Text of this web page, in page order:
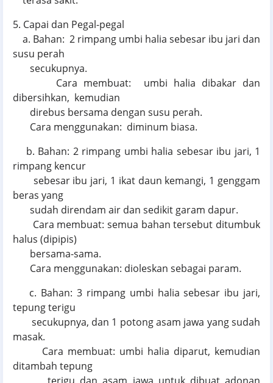
5. Capai dan Pegal-pegal
a. Bahan: 2 rimpang umbi halia sebesar ibu jari dan
susu perah
secukupnya.
Cara membuat: umbi halia dibakar dan
dibersihkan, kemudian
direbus bersama dengan susu perah.
Cara menggunakan: diminum biasa.
b. Bahan: 2 rimpang umbi halia sebesar ibu jari, 1
rimpang kencur
sebesar ibu jari, 1 ikat daun kemangi, 1 genggam
beras yang
sudah direndam air dan sedikit garam dapur.
Cara membuat: semua bahan tersebut ditumbuk
halus (dipipis)
bersama-sama.
Cara menggunakan: dioleskan sebagai param.
c. Bahan: 3 rimpang umbi halia sebesar ibu jari,
tepung terigu
secukupnya, dan 1 potong asam jawa yang sudah
masak.
Cara membuat: umbi halia diparut, kemudian
ditambah tepung